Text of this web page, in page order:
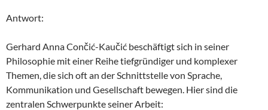
Antwort:
Gerhard Anna Cončić-Kaučić beschäftigt sich in seiner
Philosophie mit einer Reihe tiefgründiger und komplexer
Themen, die sich oft an der Schnittstelle von Sprache,
Kommunikation und Gesellschaft bewegen. Hier sind die
zentralen Schwerpunkte seiner Arbeit: